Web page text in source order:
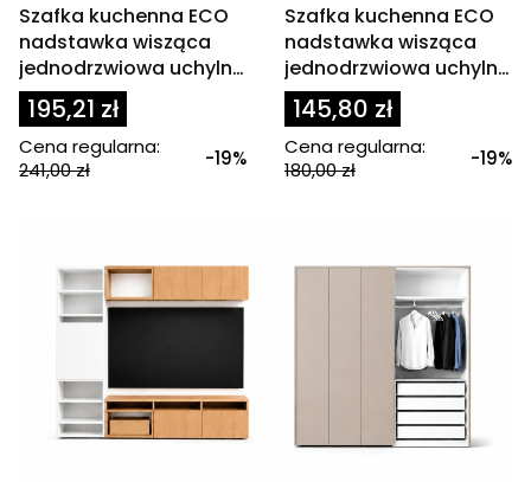
Szafka kuchenna ECO
nadstawka wisząca
jednodrzwiowa uchylna
40 cm
195,21 zł
Cena regularna:
241,00 zł
-19%
Szafka kuchenna ECO
nadstawka wisząca
jednodrzwiowa uchylna
45 cm
145,80 zł
Cena regularna:
180,00 zł
-19%